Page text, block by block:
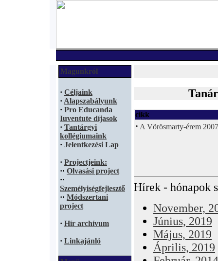
Magunkról
· Céljaink
· Alapszabályunk
· Pro Educanda
Iuventute díjasok
· Tantárgyi
kollégiumaink
· Jelentkezési Lap
· Projectjeink:
·· Olvasási project
··
Személyiségfejlesztő
·· Módszertani
project
· Hír archívum
· Linkajánló
cikk
· A Vörösmarty-érem
Hírek - hónapok
November,
Június, 2019
Május, 2019
Április, 2019